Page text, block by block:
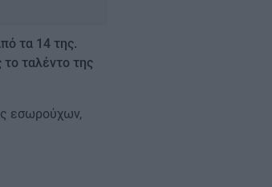
τα 14 της.
ταλέντο της
εσωρούχων,